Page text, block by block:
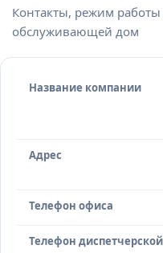
Контакты, режим
обслуживающей дом
Название компании
Адрес
Телефон офиса
Телефон диспетчерской